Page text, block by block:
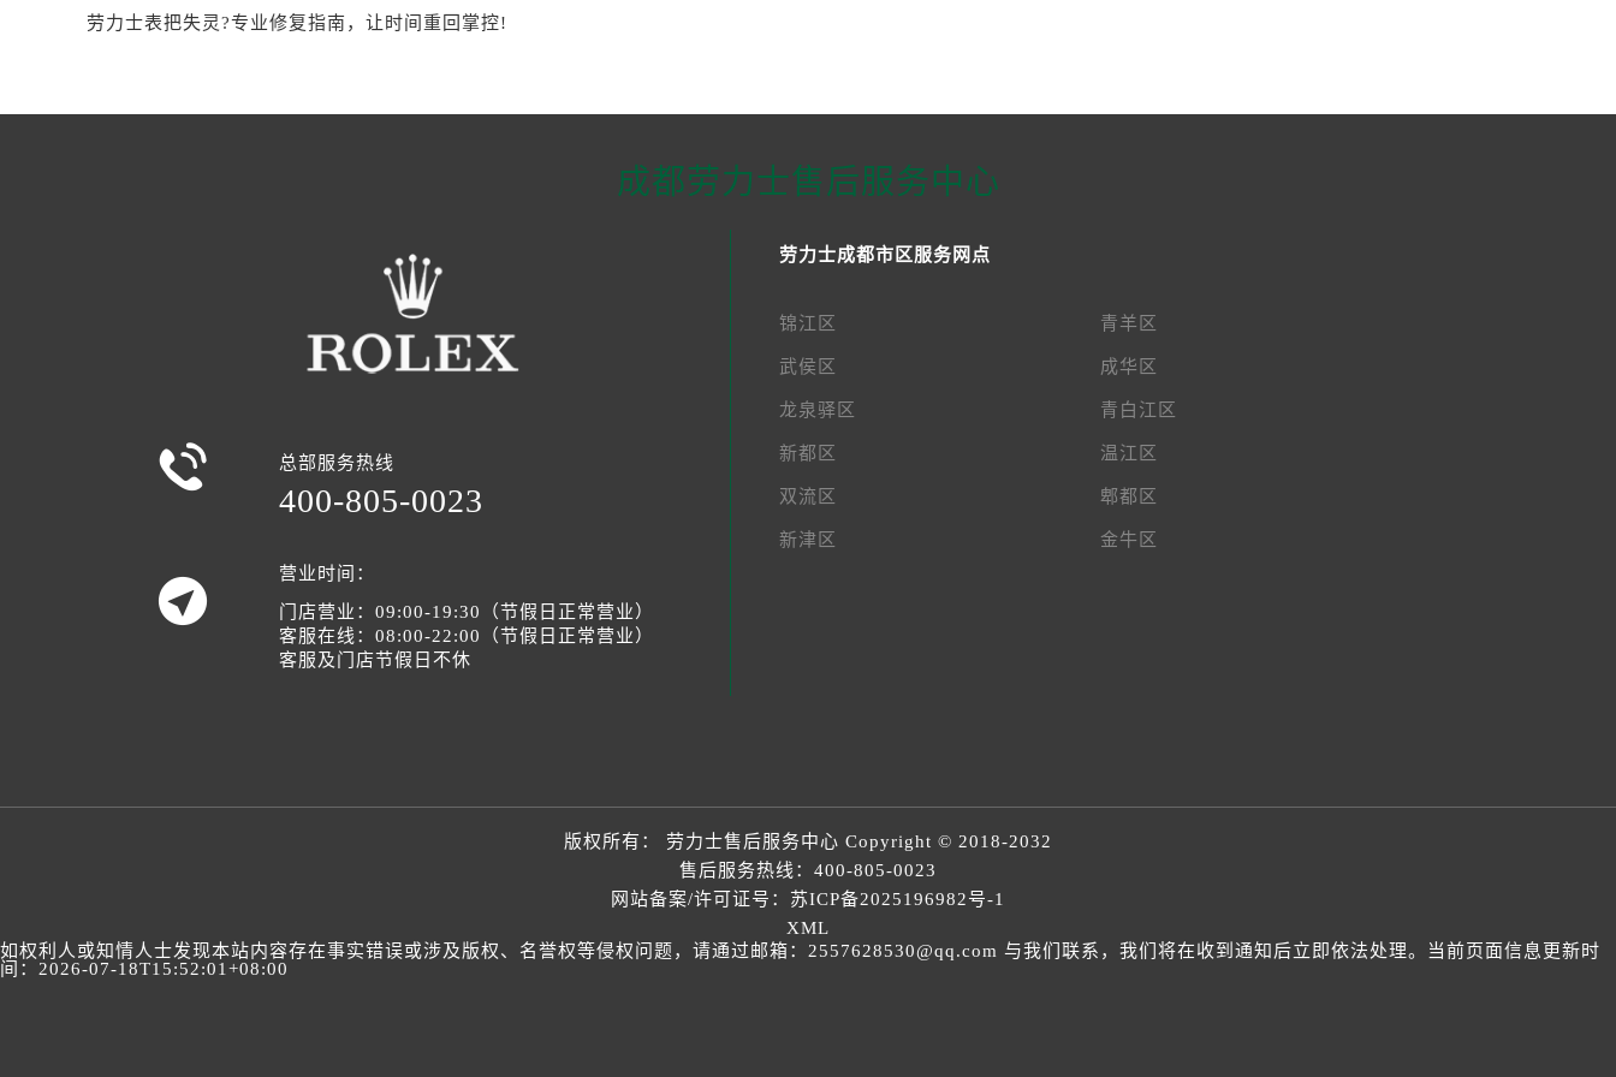
劳力士表把失灵?专业修复指南，让时间重回掌控!
成都劳力士售后服务中心
 总部服务热线
400-805-0023

营业时间：
门店营业：09:00-19:30（节假日正常营业）
客服在线：08:00-22:00（节假日正常营业）
客服及门店节假日不休
劳力士成都市区服务网点
锦江区 青羊区
武侯区 成华区
龙泉驿区 青白江区
新都区 温江区
双流区 郫都区
新津区 金牛区
版权所有： 劳力士售后服务中心 Copyright © 2018-2032
售后服务热线： 400-805-0023
网站备案/许可证号：苏ICP备2025196982号-1
XML
如权利人或知情人士发现本站内容存在事实错误或涉及版权、名誉权等侵权问题，请通过邮箱：2557628530@qq.com 与我们联系，我们将在收到通知后立即依法处理。当前页面信息更新时
间：2026-07-18T15:52:01+08:00